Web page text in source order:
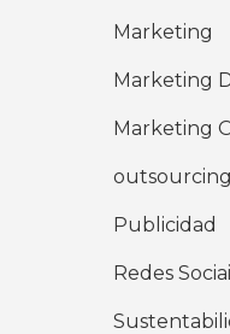
Marketing
Marketing
Marketing
outsourcing
Publicidad
Redes